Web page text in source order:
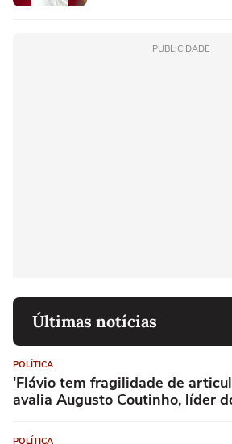
PUBLICIDADE
Últimas notícias
POLÍTICA
'Flávio tem fragilidade de
avalia Augusto Coutinho, líder
POLÍTICA